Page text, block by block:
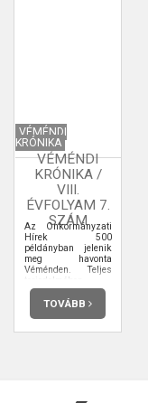
VÉMÉNDI
KRÓNIKA
VÉMÉNDI
KRÓNIKA /
VIII.
ÉVFOLYAM 7.
SZÁM
Az Önkormányzati
Hírek 500
példányban jelenik
meg havonta
Véménden. Teljes
terjedelmében
elolvashatja.
TOVÁBB